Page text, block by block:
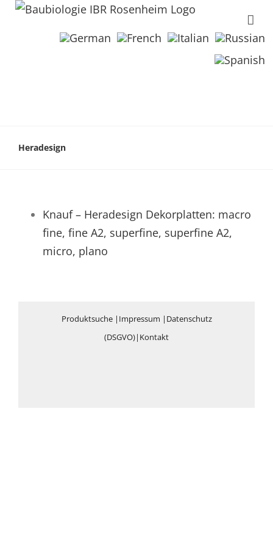
Heradesign
Knauf – Heradesign Dekorplatten: macro
fine, fine A2, superfine, superfine A2,
micro, plano
Produktsuche| Impressum | Datenschutz
(DSGVO)| Kontakt